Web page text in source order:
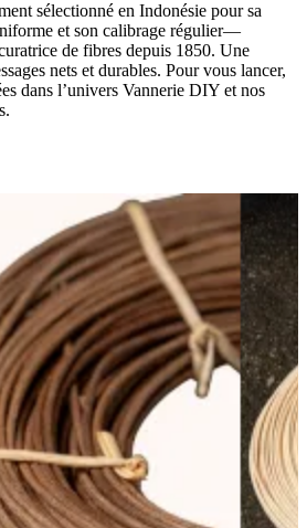
sélectionné en Indonésie pour sa
et son calibrage régulier—
de fibres depuis 1850. Une
nets et durables. Pour vous lancer,
dans l’univers Vannerie DIY et nos